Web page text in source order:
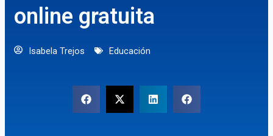
online gratuita
Isabela Trejos Educación